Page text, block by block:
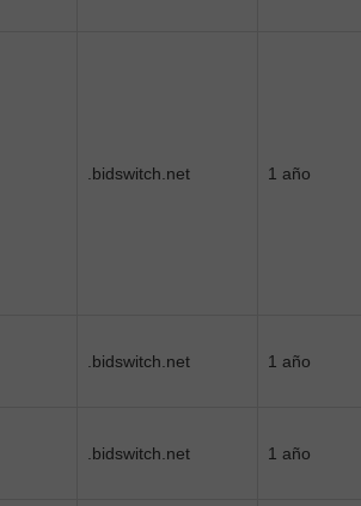
.bidswitch.net 1 año
.bidswitch.net 1 año
.bidswitch.net 1 año